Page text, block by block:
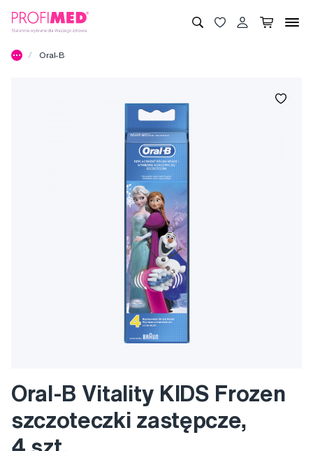
Oral-B
Oral-B Vitality KIDS Frozen
szczoteczki zastępcze,
4 szt.